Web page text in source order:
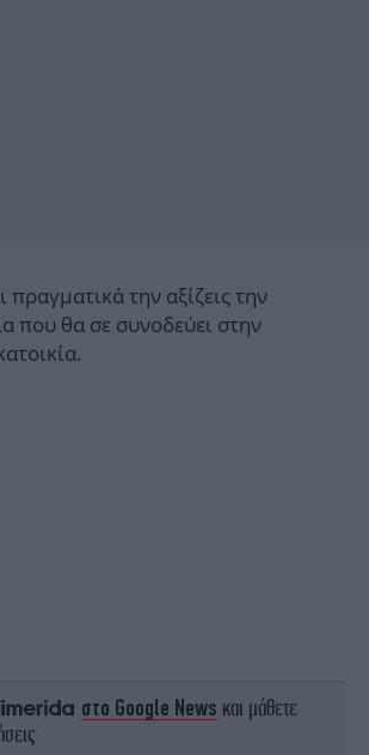
πραγματικά την αξίζεις την
που θα σε συνοδεύει στην
στο Google News και μάθετε